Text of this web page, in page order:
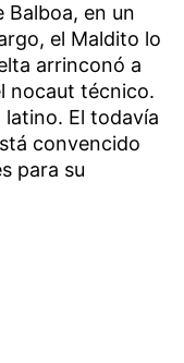
Balboa, en un
el Maldito lo
arrinconó a
nocaut técnico.
El todavía
convencido
para su